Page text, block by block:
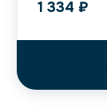
1 334 ₽